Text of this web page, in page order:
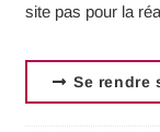
site pas pour la
Se rendre